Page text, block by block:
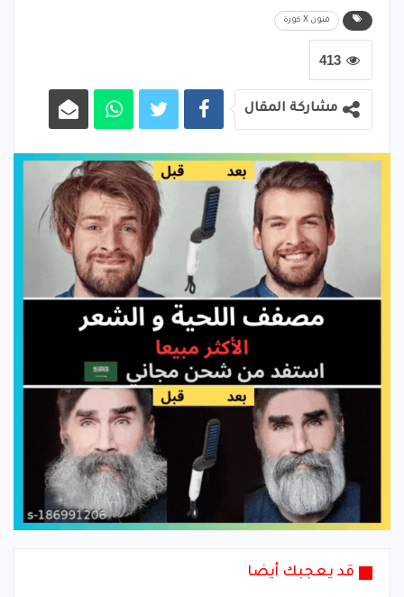
فنون X كورة
413
مشاركة المقال
قد يعجبك أيضا